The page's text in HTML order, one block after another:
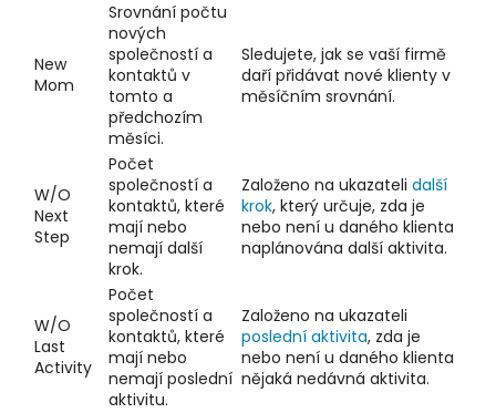
New
Mom
Srovnání počtu
nových
společností a
kontaktů v
tomto a
předchozím
měsíci.
Sledujete, jak se vaší firmě
daří přidávat nové klienty v
měsíčním srovnání.
W/O
Next
Step
Počet
společností a
kontaktů, které
mají nebo
nemají další
krok.
Založeno na ukazateli další
krok, který určuje, zda je
nebo není u daného klienta
naplánována další aktivita.
W/O
Last
Activity
Počet
společností a
kontaktů, které
mají nebo
nemají poslední
aktivitu.
Založeno na ukazateli
poslední aktivita, zda je
nebo není u daného klienta
nějaká nedávná aktivita.